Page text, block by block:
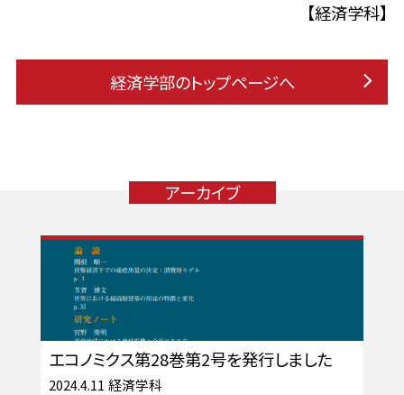
【経済学科】
経済学部のトップページへ
アーカイブ
エコノミクス第28巻第2号を発行しました
2024.4.11 経済学科